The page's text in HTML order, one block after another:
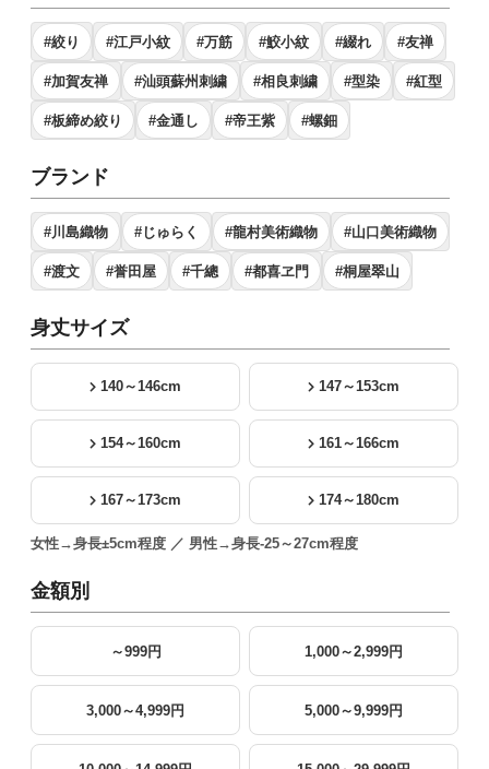
#絞り #江戸小紋 #万筋 #鮫小紋 #綴れ #友禅
#加賀友禅 #汕頭蘇州刺繍 #相良刺繍 #型染 #紅型
#板締め絞り #金通し #帝王紫 #螺鈿
ブランド
#川島織物 #じゅらく #龍村美術織物 #山口美術織物
#渡文 #誉田屋 #千總 #都喜ヱ門 #桐屋翠山
身丈サイズ
140～146cm 147～153cm
154～160cm 161～166cm
167～173cm 174～180cm
女性→身長±5cm程度 ／ 男性→身長-25～27cm程度
金額別
～999円 1,000～2,999円
3,000～4,999円 5,000～9,999円